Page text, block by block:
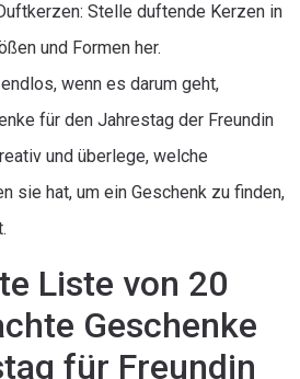
Stelle duftende Kerzen in
und Formen her.
wenn es darum geht,
für den Jahrestag der Freundin
und überlege, welche
sie hat, um ein Geschenk zu finden,
Liste von 20
Geschenke
für Freundin